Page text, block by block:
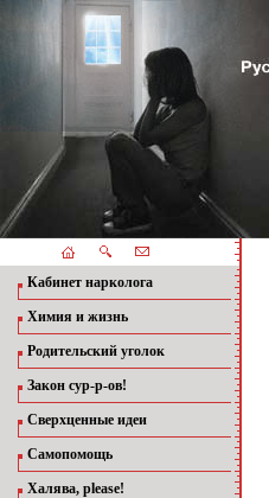
Кабинет нарколога
Химия и жизнь
Родительский уголок
Закон сур-р-ов!
Сверхценные идеи
Самопомощь
Халява, please!